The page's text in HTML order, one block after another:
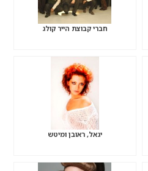
חברי קבוצת הייר קולג
יגאל, ראובן ומיטש